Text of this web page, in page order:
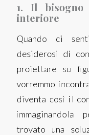
1. Il
interiore
Quando ci
desiderosi di
proiettare su
vorremmo
diventa così il
trovato una